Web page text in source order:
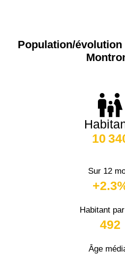
Population/évolution
10
Sur 12
Habitant
492
Âge